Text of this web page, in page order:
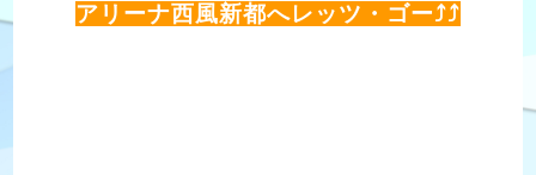
アリーナ西風新都へレッツ・ゴー⤴︎⤴︎